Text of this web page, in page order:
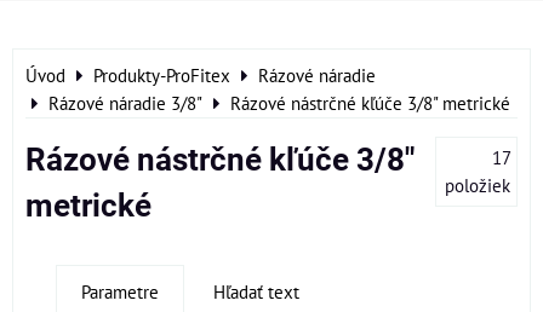
Úvod Produkty-ProFitex
Rázové náradie
Rázové náradie 3/8"
Rázové nástrčné kľúče 3/8" metrické
Rázové nástrčné kľúče 3/8"
metrické
17
položiek
Parametre Hľadať text